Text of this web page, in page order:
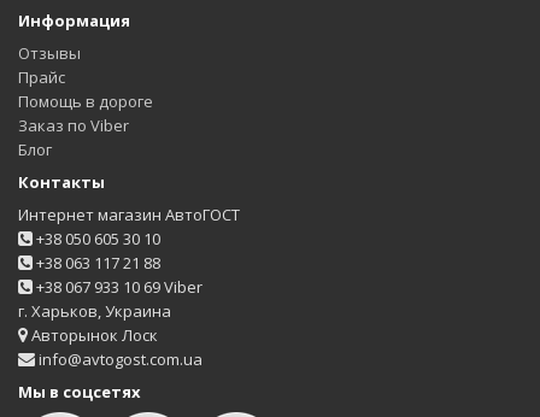
Информация
Отзывы
Прайс
Помощь в дороге
Заказ по Viber
Блог
Контакты
Интернет магазин АвтоГОСТ
+38 050 605 30 10
+38 063 117 21 88
+38 067 933 10 69 Viber
г. Харьков, Украина
Авторынок Лоск
info@avtogost.com.ua
Мы в соцсетях